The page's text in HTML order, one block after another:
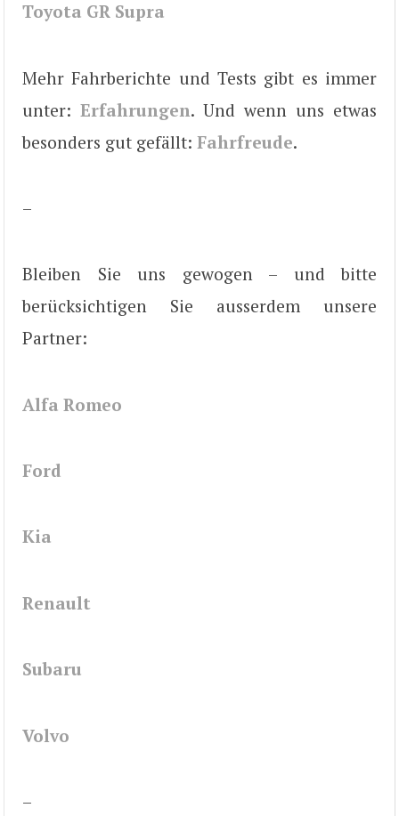
Toyota GR Supra
Mehr Fahrberichte und Tests gibt es immer
unter: Erfahrungen. Und wenn uns etwas
besonders gut gefällt: Fahrfreude.
–
Bleiben Sie uns gewogen – und bitte
berücksichtigen Sie ausserdem unsere
Partner:
Alfa Romeo
Ford
Kia
Renault
Subaru
Volvo
–